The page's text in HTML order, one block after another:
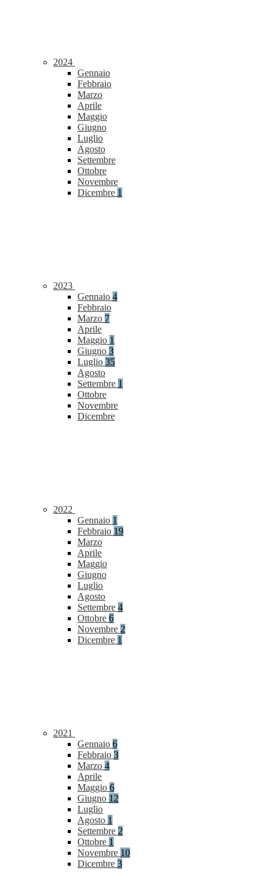
2024
Gennaio
Febbraio
Marzo
Aprile
Maggio
Giugno
Luglio
Agosto
Settembre
Ottobre
Novembre
Dicembre 1
2023
Gennaio 4
Febbraio
Marzo 7
Aprile
Maggio 1
Giugno 3
Luglio 35
Agosto
Settembre 1
Ottobre
Novembre
Dicembre
2022
Gennaio 1
Febbraio 19
Marzo
Aprile
Maggio
Giugno
Luglio
Agosto
Settembre 4
Ottobre 6
Novembre 2
Dicembre 1
2021
Gennaio 6
Febbraio 3
Marzo 4
Aprile
Maggio 6
Giugno 12
Luglio
Agosto 1
Settembre 2
Ottobre 1
Novembre 10
Dicembre 3